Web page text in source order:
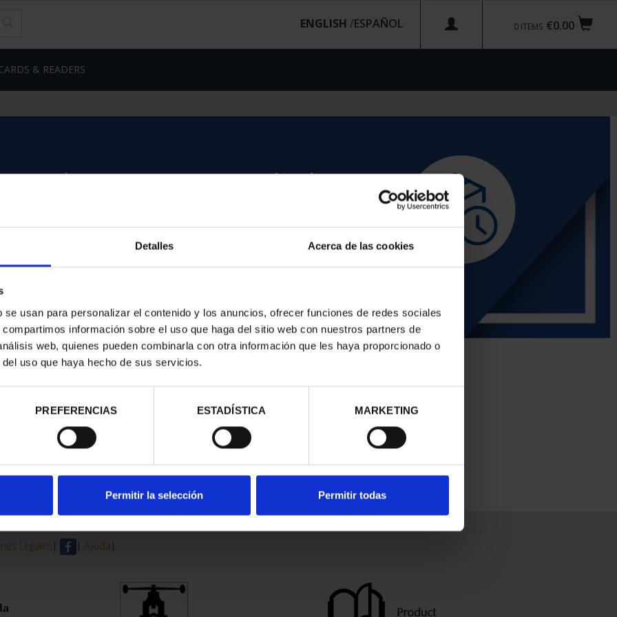
Detalles Acerca de las cookies
usan para personalizar el contenido y los anuncios, ofrecer funciones de redes sociales
información sobre el uso que haga del sitio web con nuestros partners de
web, quienes pueden combinarla con otra información que les haya proporcionado o
uso que haya hecho de sus servicios.
PREFERENCIAS ESTADÍSTICA MARKETING
Permitir la selección Permitir todas
€0.00
0 ITEMS
ENGLISH /
& READERS
Legales | | Ayuda |